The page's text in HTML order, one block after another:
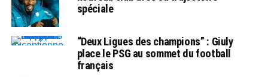
spéciale
“Deux Ligues des champions” : Giuly
place le PSG au sommet du football
français